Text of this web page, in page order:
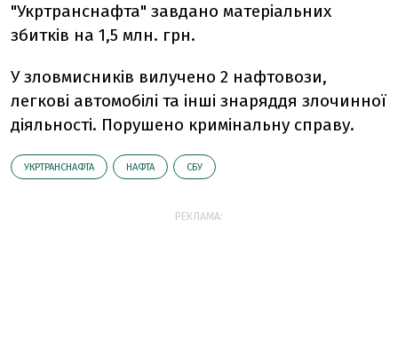
"Укртранснафта" завдано матеріальних
збитків на 1,5 млн. грн.
У зловмисників вилучено 2 нафтовози,
легкові автомобілі та інші знаряддя злочинної
діяльності. Порушено кримінальну справу.
УКРТРАНСНАФТА НАФТА СБУ
РЕКЛАМА: